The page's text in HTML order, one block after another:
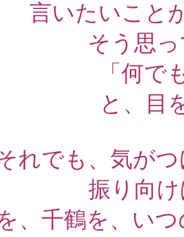
言いたいこと
そう思
「何で
と、目
れでも、気が
振り向
、千鶴を、い